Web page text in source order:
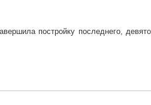
постройку последнего,